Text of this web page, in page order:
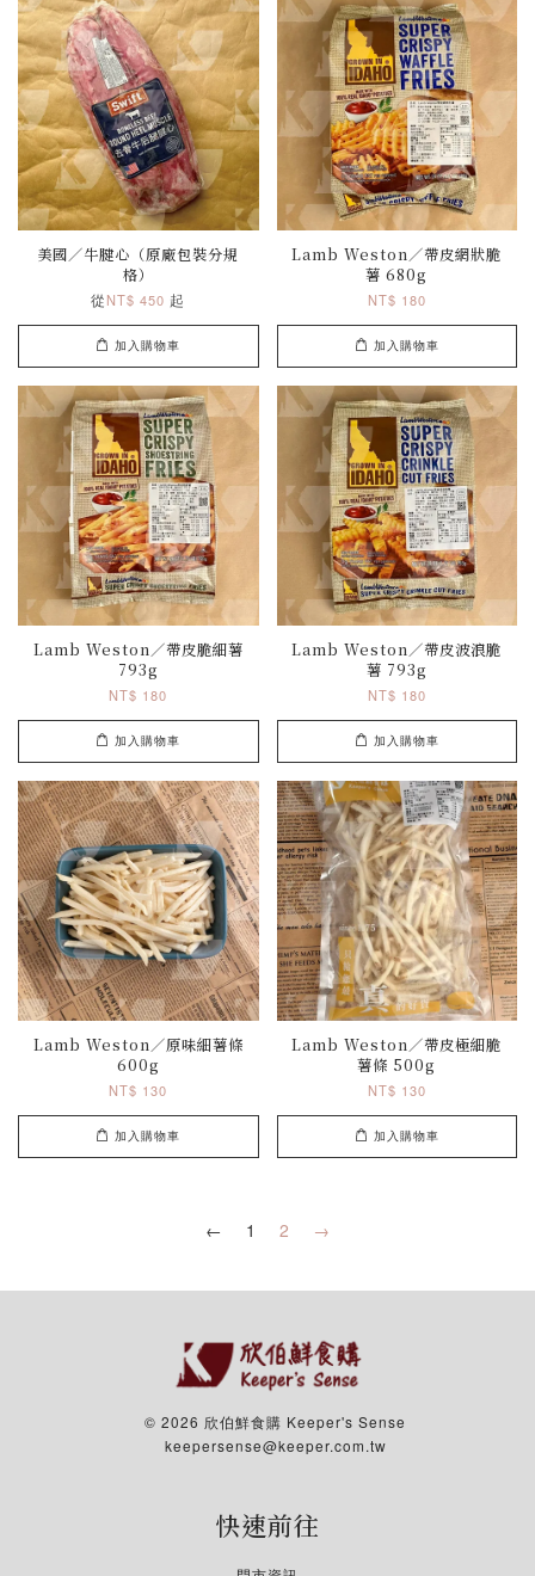
美國／牛腱心（原廠包裝分規
格）
從NT$ 450 起
加入購物車
Lamb Weston／帶皮網狀脆
薯 680g
NT$ 180
加入購物車
Lamb Weston／帶皮脆細薯
793g
NT$ 180
加入購物車
Lamb Weston／帶皮波浪脆
薯 793g
NT$ 180
加入購物車
Lamb Weston／原味細薯條
600g
NT$ 130
加入購物車
Lamb Weston／帶皮極細脆
薯條 500g
NT$ 130
加入購物車
← 1 2 →
© 2026 欣伯鮮食購 Keeper's Sense
keepersense@keeper.com.tw
快速前往